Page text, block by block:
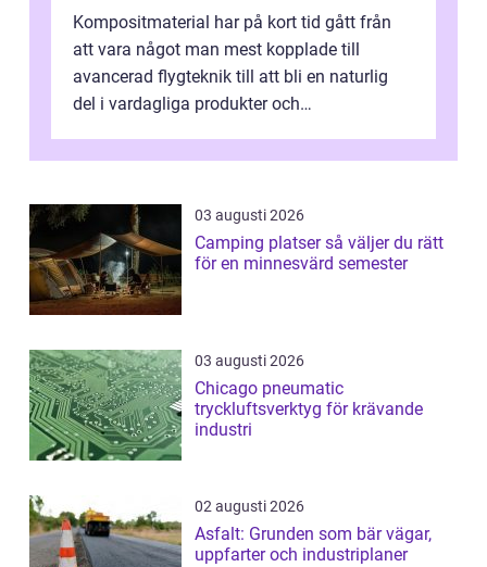
Kompositmaterial har på kort tid gått från
att vara något man mest kopplade till
avancerad flygteknik till att bli en naturlig
del i vardagliga produkter och
03 augusti 2026
Camping platser så väljer du rätt
för en minnesvärd semester
03 augusti 2026
Chicago pneumatic
tryckluftsverktyg för krävande
industri
02 augusti 2026
Asfalt: Grunden som bär vägar,
uppfarter och industriplaner